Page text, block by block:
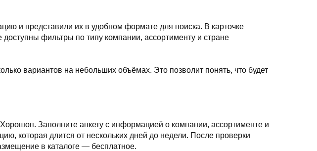
и представили их в удобном формате для поиска. В карточке
фильтры по типу компании, ассортименту и стране
вариантов на небольших объёмах. Это позволит понять, что будет
Заполните анкету с информацией о компании, ассортименте и
которая длится от нескольких дней до недели. После проверки
в каталоге — бесплатное.